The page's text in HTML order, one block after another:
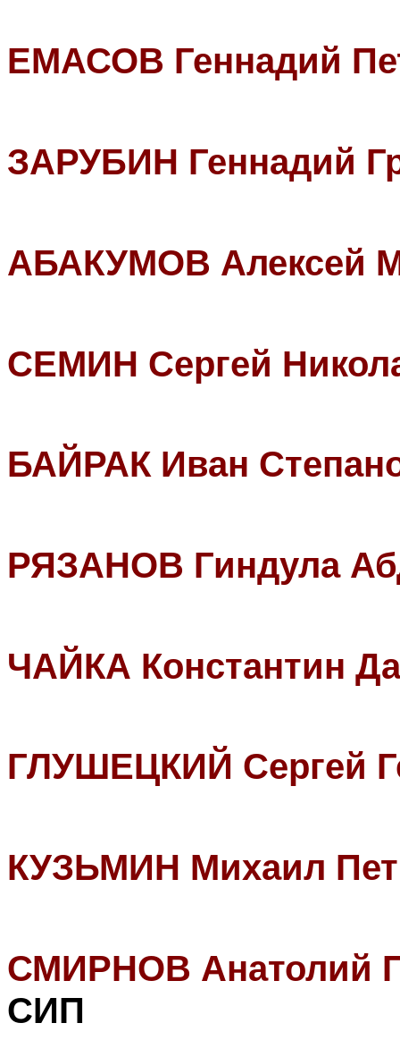
ЕМАСОВ Геннадий
ЗАРУБИН Геннадий
АБАКУМОВ Алексей
СЕМИН Сергей
БАЙРАК Иван
РЯЗАНОВ Гиндула
ЧАЙКА Константин
ГЛУШЕЦКИЙ Сергей
КУЗЬМИН Михаил
СМИРНОВ Анатолий
СИП